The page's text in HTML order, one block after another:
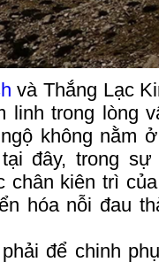
và Thắng Lạc
linh trong lòng
không nằm
đây, trong
chân kiên trì
hóa nỗi đau
để chinh